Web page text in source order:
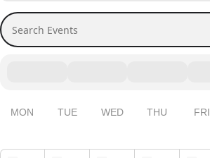
Search Events
MON TUE WED THU FRI